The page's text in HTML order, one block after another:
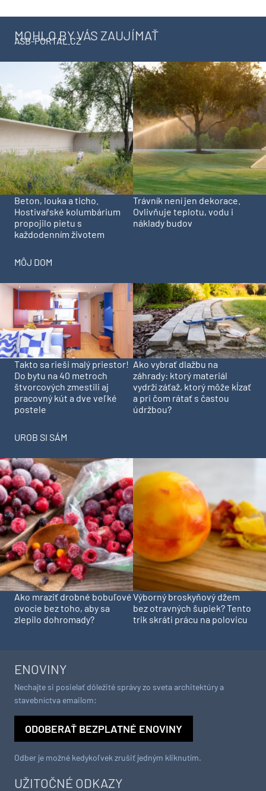
MOHLO BY VÁS ZAUJÍMAŤ
ASB-PORTAL.CZ
Beton, louka a ticho.
Hostivařské kolumbárium
propojilo pietu s
každodenním životem
Trávník není jen dekorace.
Ovlivňuje teplotu, vodu i
náklady budov
MÔJ DOM
Takto sa rieši malý priestor!
Do bytu na 40 metroch
štvorcových zmestili aj
pracovný kút a dve veľké
postele
Ako vybrať dlažbu na
záhrady: ktorý materiál
vydrží záťaž, ktorý môže kĺzať
a pri čom rátať s častou
údržbou?
UROB SI SÁM
Ako mraziť drobné bobuľové
ovocie bez toho, aby sa
zlepilo dohromady?
Výborný broskyňový džem
bez otravných šupiek? Tento
trik skráti prácu na polovicu
UŽITOČNÉ ODKAZY
ENOVINY
Nechajte si posielať dôležité správy zo sveta architektúry a
stavebníctva emailom:
ODOBERAŤ BEZPLATNÉ ENOVINY
Odber je možné kedykoľvek zrušiť jedným kliknutím.